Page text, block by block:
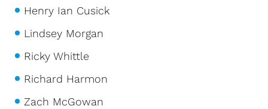
Henry Ian Cusick
Lindsey Morgan
Ricky Whittle
Richard Harmon
Zach McGowan